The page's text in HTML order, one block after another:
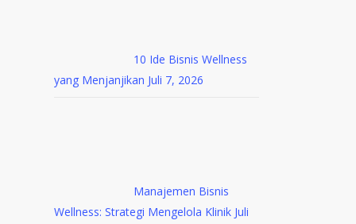
10 Ide Bisnis Wellness
yang Menjanjikan Juli 7, 2026
Manajemen Bisnis
Wellness: Strategi Mengelola Klinik Juli